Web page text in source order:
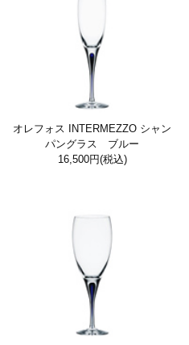
オレフォス INTERMEZZO シャン
パングラス ブルー
16,500円(税込)